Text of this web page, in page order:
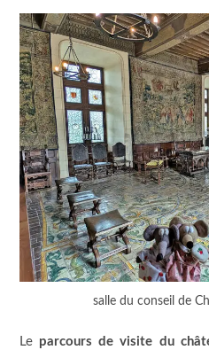
salle du conseil de
Le parcours de visite du